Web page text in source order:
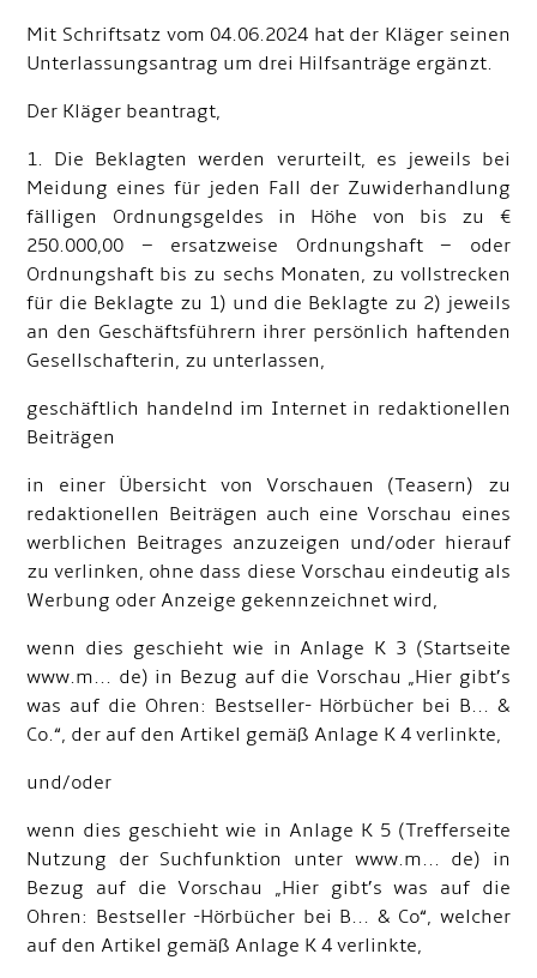
Mit Schriftsatz vom 04.06.2024 hat der Kläger seinen
Unterlassungsantrag um drei Hilfsanträge ergänzt.
Der Kläger beantragt,
1. Die Beklagten werden verurteilt, es jeweils bei
Meidung eines für jeden Fall der Zuwiderhandlung
fälligen Ordnungsgeldes in Höhe von bis zu €
250.000,00 – ersatzweise Ordnungshaft – oder
Ordnungshaft bis zu sechs Monaten, zu vollstrecken
für die Beklagte zu 1) und die Beklagte zu 2) jeweils
an den Geschäftsführern ihrer persönlich haftenden
Gesellschafterin, zu unterlassen,
geschäftlich handelnd im Internet in redaktionellen
Beiträgen
in einer Übersicht von Vorschauen (Teasern) zu
redaktionellen Beiträgen auch eine Vorschau eines
werblichen Beitrages anzuzeigen und/oder hierauf
zu verlinken, ohne dass diese Vorschau eindeutig als
Werbung oder Anzeige gekennzeichnet wird,
wenn dies geschieht wie in Anlage K 3 (Startseite
www.m... de) in Bezug auf die Vorschau „Hier gibt’s
was auf die Ohren: Bestseller- Hörbücher bei B... &
Co.“, der auf den Artikel gemäß Anlage K 4 verlinkte,
und/oder
wenn dies geschieht wie in Anlage K 5 (Trefferseite
Nutzung der Suchfunktion unter www.m... de) in
Bezug auf die Vorschau „Hier gibt’s was auf die
Ohren: Bestseller -Hörbücher bei B... & Co“, welcher
auf den Artikel gemäß Anlage K 4 verlinkte,